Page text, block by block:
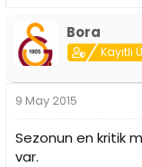
Bora
Kayıtlı
9 May 2015
Sezonun en kritik
var.